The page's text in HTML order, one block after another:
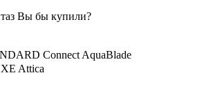
Вы бы купили?
Connect AquaBlade
Attica